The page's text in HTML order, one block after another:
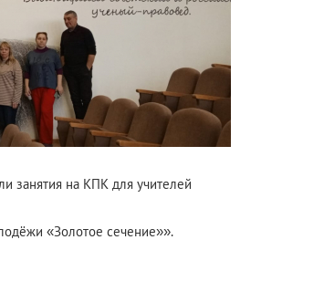
занятия на КПК для учителей
«Золотое сечение»».